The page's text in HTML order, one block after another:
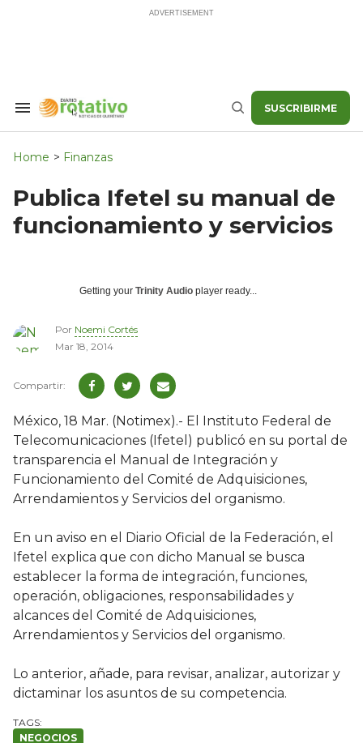
Search
Navigation
Buscar SUSCRIBIRME
Home > Finanzas
Publica Ifetel su manual de
funcionamiento y servicios
Getting your Trinity Audio player ready...
Por Noemi Cortés
Mar 18, 2014
México, 18 Mar. (Notimex).- El Instituto Federal de
Telecomunicaciones (Ifetel) publicó en su portal de
transparencia el Manual de Integración y
Funcionamiento del Comité de Adquisiciones,
Arrendamientos y Servicios del organismo.
En un aviso en el Diario Oficial de la Federación, el
Ifetel explica que con dicho Manual se busca
establecer la forma de integración, funciones,
operación, obligaciones, responsabilidades y
alcances del Comité de Adquisiciones,
Arrendamientos y Servicios del organismo.
Lo anterior, añade, para revisar, analizar, autorizar y
dictaminar los asuntos de su competencia.
NEGOCIOS